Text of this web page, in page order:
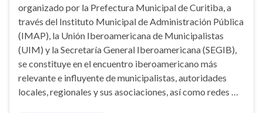
organizado por la Prefectura Municipal de Curitiba, a
través del Instituto Municipal de Administración Pública
(IMAP), la Unión Iberoamericana de Municipalistas
(UIM) y la Secretaría General Iberoamericana (SEGIB),
se constituye en el encuentro iberoamericano más
relevante e influyente de municipalistas, autoridades
locales, regionales y sus asociaciones, así como redes …